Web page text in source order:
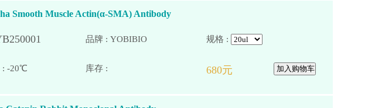
Smooth Muscle Actin(α-SMA) Antibody
品牌 : YOBIBIO 规格 :
: -20℃